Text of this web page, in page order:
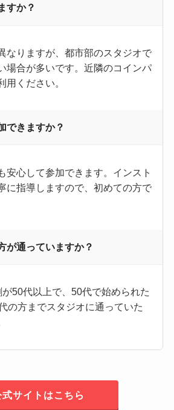
すか？
なりますが、都市部のスタジオで
場合が多いです。​近隣のコインパ
用ください。
できますか？
安心して参加できます。​インスト
に指導しますので、初めての方で
が通っていますか？
50代以上で、50代で始められた
の方までスタジオに通っていた
式サイトはこちら